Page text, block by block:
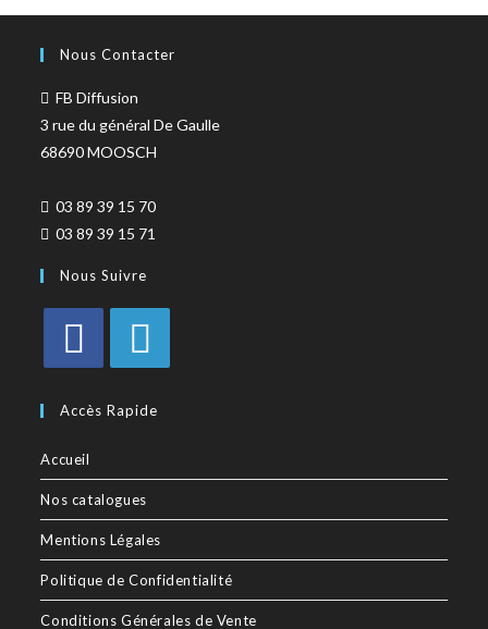
Nous Contacter
FB Diffusion
3 rue du général De Gaulle
68690 MOOSCH
03 89 39 15 70
03 89 39 15 71
Nous Suivre
Accès Rapide
Accueil
Nos catalogues
Mentions Légales
Politique de Confidentialité
Conditions Générales de Vente